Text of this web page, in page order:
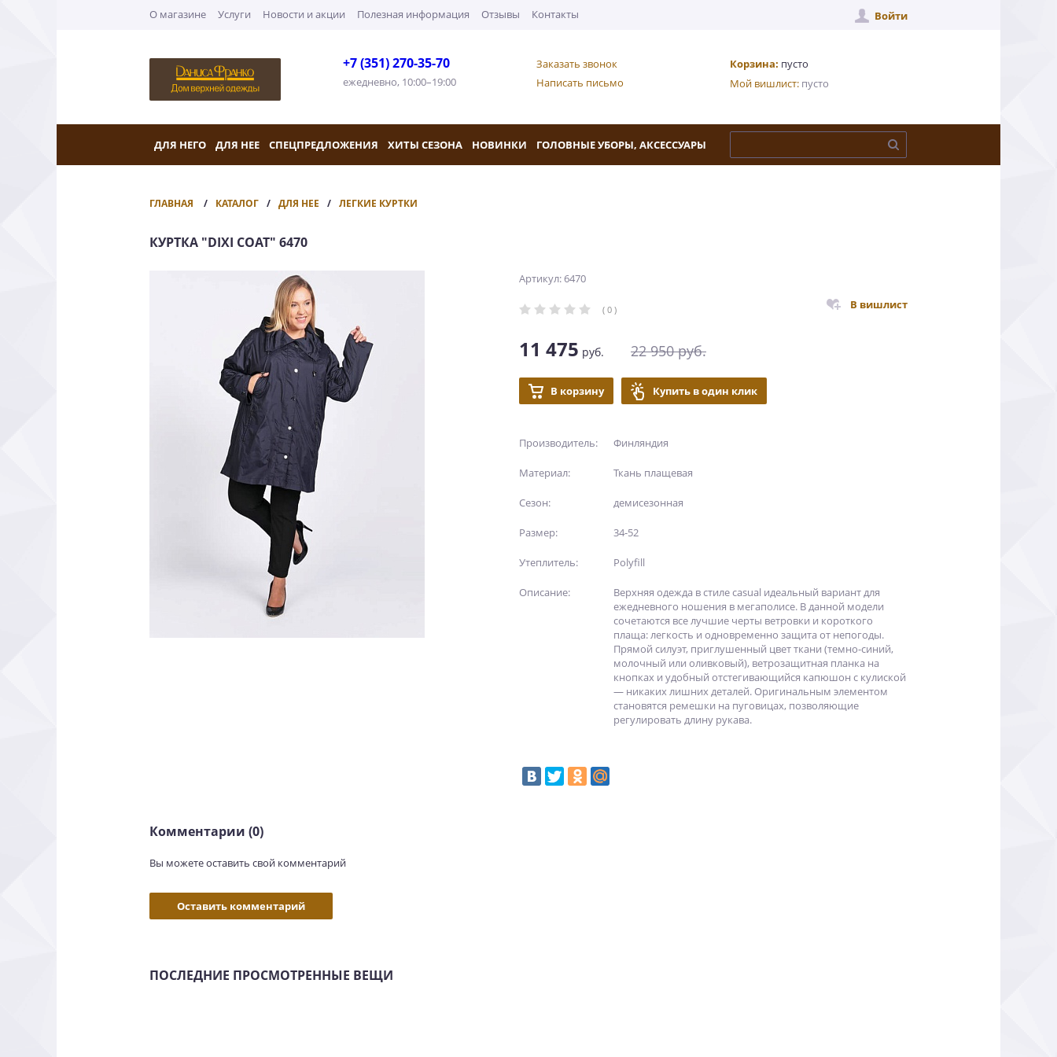
О магазине Услуги Новости и акции Полезная информация Отзывы Контакты Войти
+7 (351) 270-35-70
ежедневно, 10:00–19:00
Заказать звонок
Написать письмо
Корзина: пусто
Мой вишлист: пусто
ДЛЯ НЕГО ДЛЯ НЕЕ СПЕЦПРЕДЛОЖЕНИЯ ХИТЫ СЕЗОНА НОВИНКИ ГОЛОВНЫЕ УБОРЫ, АКСЕССУАРЫ
ГЛАВНАЯ КАТАЛОГ ДЛЯ НЕЕ ЛЕГКИЕ КУРТКИ
КУРТКА "DIXI COAT" 6470
Артикул: 6470
( 0 ) В вишлист
11 475 руб. 22 950руб.
В корзину Купить в один клик
Производитель: Финляндия
Материал: Ткань плащевая
Сезон: демисезонная
Размер: 34-52
Утеплитель: Polyfill
Описание:
Верхняя одежда в стиле casual идеальный вариант для
ежедневного ношения в мегаполисе. В данной модели
сочетаются все лучшие черты ветровки и короткого
плаща: легкость и одновременно защита от непогоды.
Прямой силуэт, приглушенный цвет ткани (темно-синий,
молочный или оливковый), ветрозащитная планка на
кнопках и удобный отстегивающийся капюшон с кулиской
— никаких лишних деталей. Оригинальным элементом
становятся ремешки на пуговицах, позволяющие
регулировать длину рукава.
Комментарии (0)
Вы можете оставить свой комментарий
Оставить комментарий
ПОСЛЕДНИЕ ПРОСМОТРЕННЫЕ ВЕЩИ